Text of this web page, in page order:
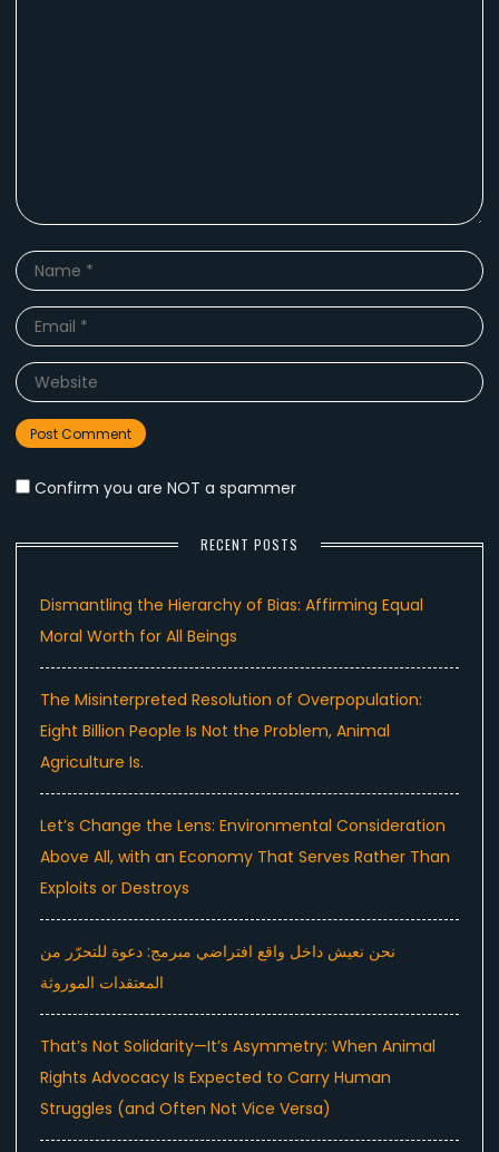
Name
Email
Website
Confirm you are NOT a spammer
RECENT POSTS
Dismantling the Hierarchy of Bias: Affirming Equal
Moral Worth for All Beings
The Misinterpreted Resolution of Overpopulation:
Eight Billion People Is Not the Problem, Animal
Agriculture Is.
Let’s Change the Lens: Environmental Consideration
Above All, with an Economy That Serves Rather Than
Exploits or Destroys
نحن نعيش داخل واقع افتراضي مبرمج: دعوة للتحرّر من
المعتقدات الموروثة
That’s Not Solidarity—It’s Asymmetry: When Animal
Rights Advocacy Is Expected to Carry Human
Struggles (and Often Not Vice Versa)